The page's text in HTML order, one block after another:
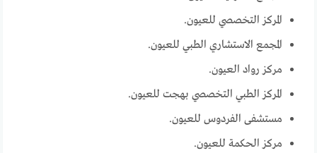
المركز التخصصي للعيون.
المجمع الاستشاري الطبي للعيون.
مركز رواد العيون.
المركز الطبي التخصصي بهجت للعيون.
مستشفى الفردوس للعيون.
مركز الحكمة للعيون.